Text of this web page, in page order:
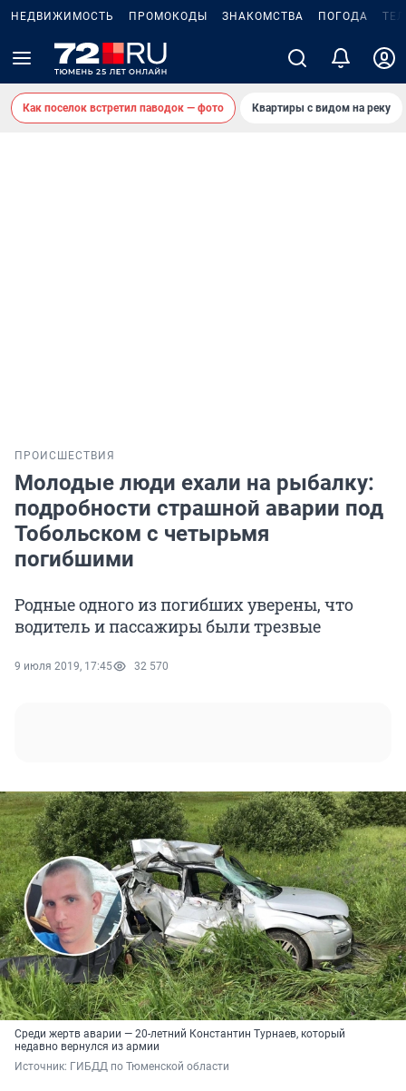
НЕДВИЖИМОСТЬ ПРОМОКОДЫ ЗНАКОМСТВА ПОГОДА
Как поселок встретил паводок — фото Квартиры с видом на реку
ПРОИСШЕСТВИЯ
Молодые люди ехали на рыбалку:
подробности страшной аварии под
Тобольском с четырьмя
погибшими
Родные одного из погибших уверены, что
водитель и пассажиры были трезвые
9 июля 2019, 17:45 32 570
Среди жертв аварии — 20-летний Константин Турнаев, который
недавно вернулся из армии
Источник: ГИБДД по Тюменской области